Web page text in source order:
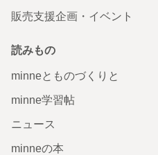
販売支援企画・イベント
読みもの
minneとものづくりと
minne学習帖
ニュース
minneの本